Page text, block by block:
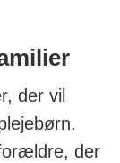
der vil
der